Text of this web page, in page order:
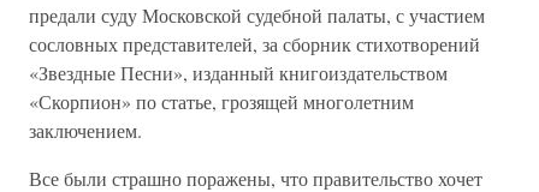
предали суду Московской судебной палаты, с участием
сословных представителей, за сборник стихотворений
«Звездные Песни», изданный книгоиздательством
«Скорпион» по статье, грозящей многолетним
заключением.
Все были страшно поражены, что правительство хочет